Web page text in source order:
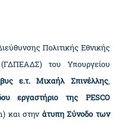
Πολιτικής Εθνικής
του Υπουργείου
ε.τ. Μιχαήλ Σπινέλλης,
εργαστήριο της PESCO
και στην άτυπη Σύνοδο των